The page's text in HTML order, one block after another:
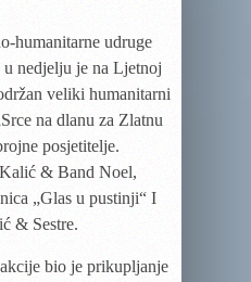
humanitarne udruge
nedjelju je na Ljetnoj
veliki humanitarni
na dlanu za Zlatnu
posjetitelje.
& Band Noel,
„Glas u pustinji“ I
& Sestre.
bio je prikupljanje